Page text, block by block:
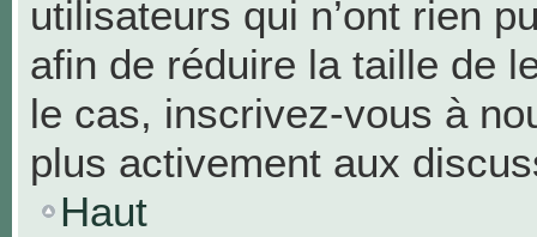
utilisateurs qui n’ont rien
afin de réduire la taille de
le cas, inscrivez-vous à
plus activement aux
Haut